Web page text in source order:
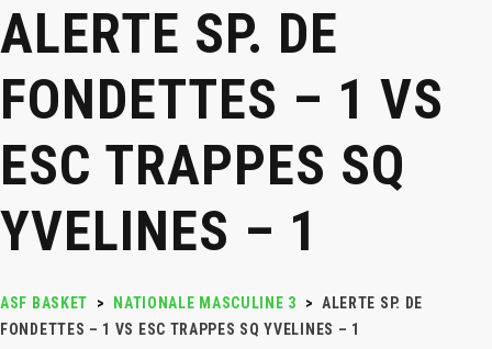
ALERTE SP. DE
FONDETTES – 1 VS
ESC TRAPPES SQ
YVELINES – 1
ASF BASKET > NATIONALE MASCULINE 3 > ALERTE SP. DE
FONDETTES – 1 VS ESC TRAPPES SQ YVELINES – 1